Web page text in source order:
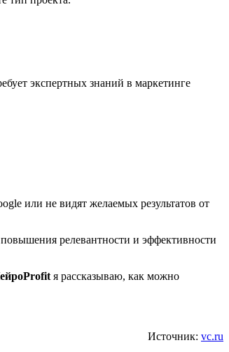
экспертных знаний в маркетинге
или не видят желаемых результатов от
релевантности и эффективности
я рассказываю, как можно
Источник: vc.ru